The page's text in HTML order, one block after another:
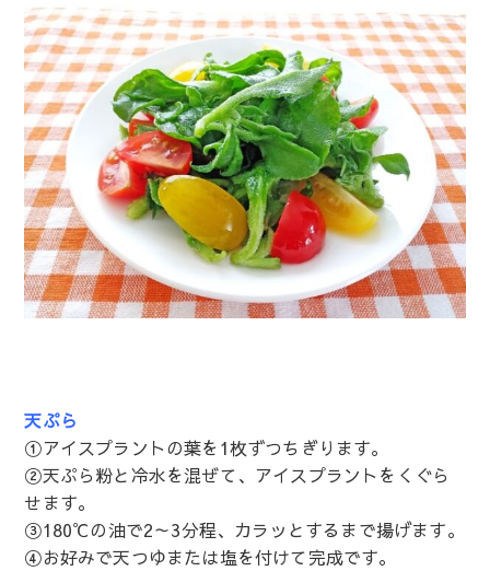
天ぷら
①アイスプラントの葉を1枚ずつちぎります。
②天ぷら粉と冷水を混ぜて、アイスプラントをくぐら
せます。
③180℃の油で2～3分程、カラッとするまで揚げます。
④お好みで天つゆまたは塩を付けて完成です。